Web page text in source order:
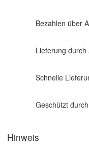
Bezahlen über
Lieferung durch
Schnelle
Geschützt
Hinweis